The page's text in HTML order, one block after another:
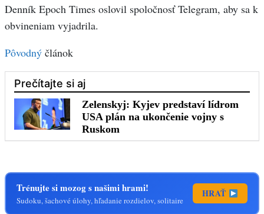
Denník Epoch Times oslovil spoločnosť Telegram, aby sa k
obvineniam vyjadrila.
Pôvodný článok
Trénujte si mozog s našimi hrami!
Sudoku, šachové úlohy, hľadanie rozdielov, solitaire
HRAŤ